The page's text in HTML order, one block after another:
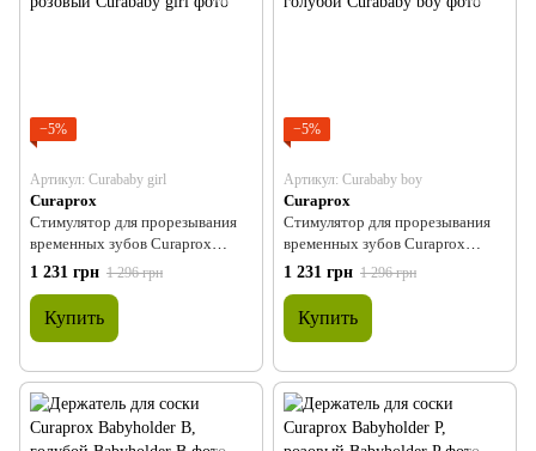
−5%
Артикул: Curababy girl
Curaprox
Стимулятор для прорезывания
временных зубов Curaprox
Curababy girl, розовый
1 231 грн 1 296 грн
Купить
−5%
Артикул: Curababy boy
Curaprox
Стимулятор для прорезывания
временных зубов Curaprox
Curababy boy, голубой
1 231 грн 1 296 грн
Купить